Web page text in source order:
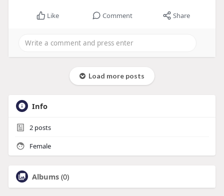
Like Comment Share
Load more posts
Info
2posts
Female
Albums (0)